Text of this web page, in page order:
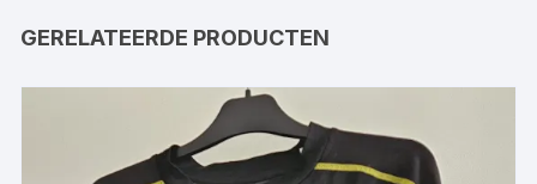
GERELATEERDE PRODUCTEN